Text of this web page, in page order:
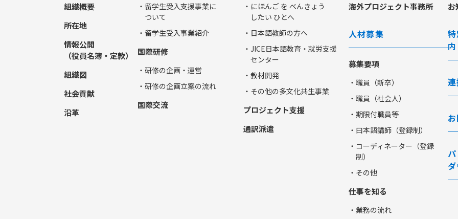
組織概要
所在地
情報公開
（役員名簿・定款）
組織図
社会貢献
沿革
・留学生受入支援事業に
ついて
・留学生受入事業紹介
国際研修
・研修の企画・運営
・研修の企画立案の流れ
国際交流
・にほんご を べんきょう
したい ひとへ
・日本語教師の方へ
・JICE日本語教育・就労支援
センター
・教材開発
・その他の多文化共生事業
プロジェクト支援
通訳派遣
海外プロジェクト事務所
人材募集
募集要項
・職員（新卒）
・職員（社会人）
・期限付職員等
・曰本語講師（登録制）
・コーディネーター（登録
制）
・その他
仕事を知る
・業務の流れ
お
内